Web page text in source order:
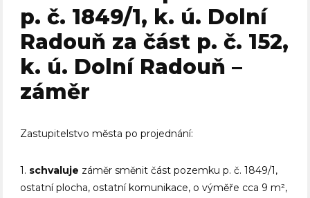
p. č. 1849/1, k. ú. Dolní
Radouň za část p. č. 152,
k. ú. Dolní Radouň –
záměr
Zastupitelstvo města po projednání:
1. schvaluje záměr směnit část pozemku p. č. 1849/1,
ostatní plocha, ostatní komunikace, o výměře cca 9 m²,